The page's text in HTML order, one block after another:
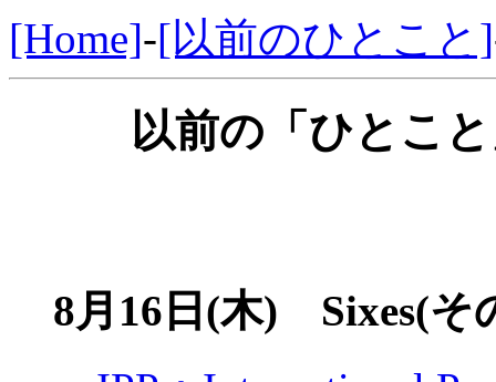
[Home]-[以前のひとこと]
以前の「ひとこ
8月16日(木) Sixes(そ